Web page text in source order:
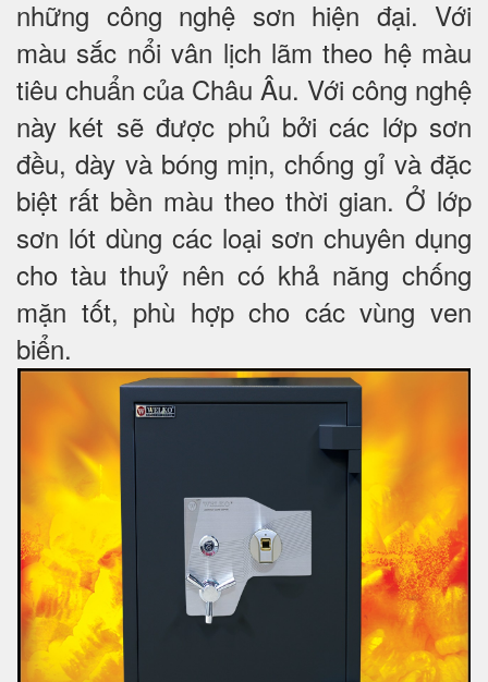
những công nghệ sơn hiện đại. Với
màu sắc nổi vân lịch lãm theo hệ màu
tiêu chuẩn của Châu Âu. Với công nghệ
này két sẽ được phủ bởi các lớp sơn
đều, dày và bóng mịn, chống gỉ và đặc
biệt rất bền màu theo thời gian. Ở lớp
sơn lót dùng các loại sơn chuyên dụng
cho tàu thuỷ nên có khả năng chống
mặn tốt, phù hợp cho các vùng ven
biển.